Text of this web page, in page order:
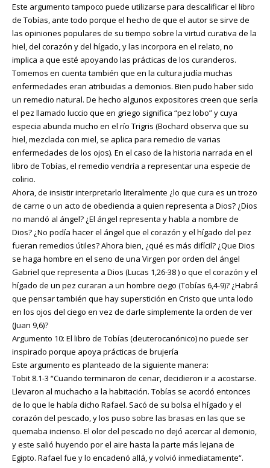
Este argumento tampoco puede utilizarse para descalificar el libro
de Tobías, ante todo porque el hecho de que el autor se sirve de
las opiniones populares de su tiempo sobre la virtud curativa de la
hiel, del corazón y del hígado, y las incorpora en el relato, no
implica a que esté apoyando las prácticas de los curanderos.
Tomemos en cuenta también que en la cultura judía muchas
enfermedades eran atribuidas a demonios. Bien pudo haber sido
un remedio natural. De hecho algunos expositores creen que sería
el pez llamado luccio que en griego significa “pez lobo” y cuya
especia abunda mucho en el río Trigris (Bochard observa que su
hiel, mezclada con miel, se aplica para remedio de varias
enfermedades de los ojos). En el caso de la historia narrada en el
libro de Tobías, el remedio vendría a representar una especie de
colirio.
Ahora, de insistir interpretarlo literalmente ¿lo que cura es un trozo
de carne o un acto de obediencia a quien representa a Dios? ¿Dios
no mandó al ángel? ¿El ángel representa y habla a nombre de
Dios? ¿No podía hacer el ángel que el corazón y el hígado del pez
fueran remedios útiles? Ahora bien, ¿qué es más difícil? ¿Que Dios
se haga hombre en el seno de una Virgen por orden del ángel
Gabriel que representa a Dios (Lucas 1,26-38 ) o que el corazón y el
hígado de un pez curaran a un hombre ciego (Tobías 6,4-9)? ¿Habrá
que pensar también que hay superstición en Cristo que unta lodo
en los ojos del ciego en vez de darle simplemente la orden de ver
(Juan 9,6)?
Argumento 10: El libro de Tobías (deuterocanónico) no puede ser
inspirado porque apoya prácticas de brujería
Este argumento es planteado de la siguiente manera:
Tobit 8.1-3 “Cuando terminaron de cenar, decidieron ir a acostarse.
Llevaron al muchacho a la habitación. Tobías se acordó entonces
de lo que le había dicho Rafael. Sacó de su bolsa el hígado y el
corazón del pescado, y los puso sobre las brasas en las que se
quemaba incienso. El olor del pescado no dejó acercar al demonio,
y este salió huyendo por el aire hasta la parte más lejana de
Egipto. Rafael fue y lo encadenó allá, y volvió inmediatamente“.